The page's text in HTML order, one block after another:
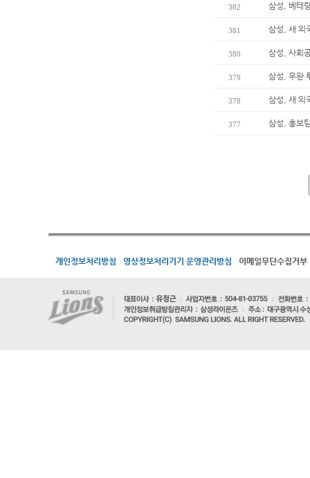
382 삼성, 베테
381 삼성, 새 외
380 삼성, 사회
379 삼성, 우완
378 삼성, 새 외
377 삼성, 홍보
개인정보처리방침 영상정보처리기기 운영관리방침 이메일무단수집거부